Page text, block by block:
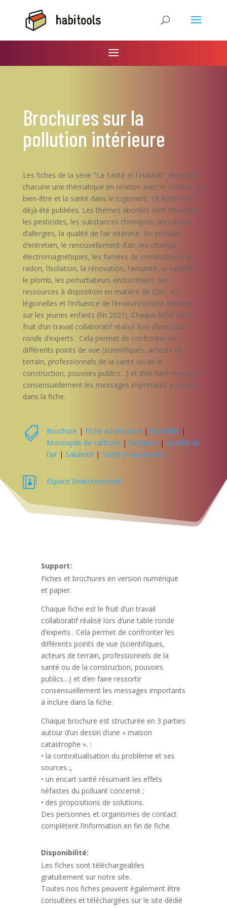
Brochures sur la
pollution intérieure
Les fiches de la série "La Santé et l'Habitat" abordent
chacune une thématique en relation avec le confort ; le
bien-être et la santé dans le logement. 18 fiches ont
déjà été publiées. Les thèmes abordés sont l’humidité,
les pesticides, les substances chimiques, les causes
d’allergies, la qualité de l’air intérieur, les produits
d’entretien, le renouvellement d’air, les champs
électromagnétiques, les fumées de combustions, le
radon, l’isolation, la rénovation, l’amiante, la salubrité,
le plomb, les perturbateurs endocriniens, les
ressources à disposition en matière de QAI , les
légionelles et l’influence de l’environnement intérieur
sur les jeunes enfants (fin 2021). Chaque fiche est le
fruit d’un travail collaboratif réalisé lors d’une table
ronde d’experts . Cela permet de confronter les
différents points de vue (scientifiques, acteurs de
terrain, professionnels de la santé ou de la
construction, pouvoirs publics…) et d’en faire ressortir
consensuellement les messages importants à inclure
dans la fiche.
 Brochure | Fiche informative | Humidité |
Monoxyde de carbone | Nuisibles | Qualité de
l’air| Salubrité | Santé et insalubrité
 Espace Environnement
Support:
Fiches et brochures en version numérique
et papier.
Chaque fiche est le fruit d’un travail
collaboratif réalisé lors d’une table ronde
d’experts . Cela permet de confronter les
différents points de vue (scientifiques,
acteurs de terrain, professionnels de la
santé ou de la construction, pouvoirs
publics…) et d’en faire ressortir
consensuellement les messages importants
à inclure dans la fiche.
Chaque brochure est structurée en 3 parties
autour d’un dessin d’une « maison
catastrophe ». :
• la contextualisation du problème et ses
sources ;,
• un encart santé résumant les effets
néfastes du polluant concerné ;
• des propositions de solutions.
Des personnes et organismes de contact
complètent l’information en fin de fiche.
Disponibilité:
Les fiches sont téléchargeables
gratuitement sur notre site.
Toutes nos fiches peuvent également être
consultées et téléchargées sur le site dédié